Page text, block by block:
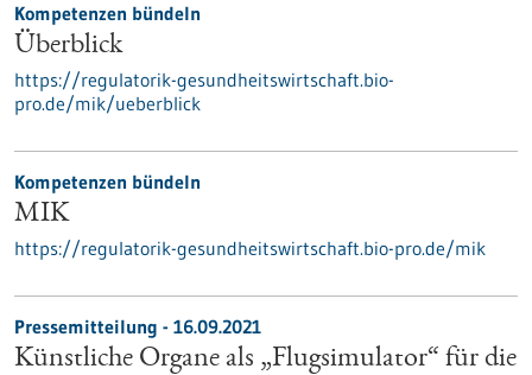
Kompetenzen bündeln
Überblick
https://regulatorik-gesundheitswirtschaft.bio-
pro.de/mik/ueberblick
Kompetenzen bündeln
MIK
https://regulatorik-gesundheitswirtschaft.bio-pro.de/mik
Pressemitteilung - 16.09.2021
Künstliche Organe als „Flugsimulator“ für die